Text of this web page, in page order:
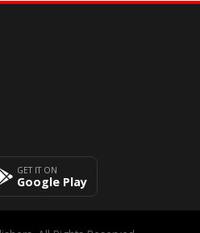
GET IT ON
Google Play